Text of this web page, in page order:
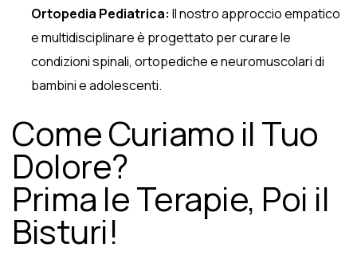
Ortopedia Pediatrica: Il nostro approccio empatico
e multidisciplinare è progettato per curare le
condizioni spinali, ortopediche e neuromuscolari di
bambini e adolescenti.
Come Curiamo il Tuo
Dolore?
Prima le Terapie, Poi il
Bisturi!